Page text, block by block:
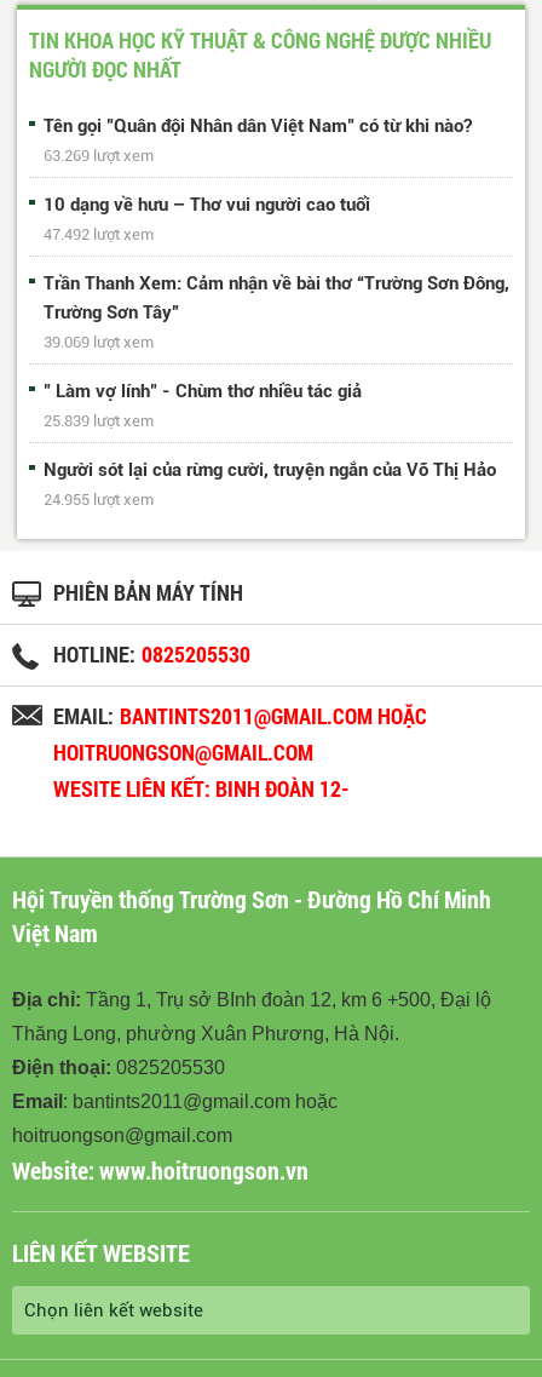
503 ... 617 618 Trang cuối
TIN KHOA HỌC KỸ THUẬT & CÔNG NGHỆ ĐƯỢC NHIỀU
NGƯỜI ĐỌC NHẤT
Tên gọi "Quân đội Nhân dân Việt Nam" có từ khi nào?
63.269 lượt xem
10 dạng về hưu – Thơ vui người cao tuổi
47.492 lượt xem
Trần Thanh Xem: Cảm nhận về bài thơ “Trường Sơn Đông,
Trường Sơn Tây”
39.069 lượt xem
" Làm vợ lính" - Chùm thơ nhiều tác giả
25.839 lượt xem
Người sót lại của rừng cười, truyện ngắn của Võ Thị Hảo
24.955 lượt xem
PHIÊN BẢN MÁY TÍNH
HOTLINE: 0825205530
EMAIL: BANTINTS2011@GMAIL.COM HOẶC
HOITRUONGSON@GMAIL.COM
WESITE LIÊN KẾT: BINH ĐOÀN 12-
Hội Truyền thống Trường Sơn - Đường Hồ Chí Minh
Việt Nam
Địa chỉ: Tầng 1, Trụ sở BInh đoàn 12, km 6 +500, Đại lộ
Thăng Long, phường Xuân Phương, Hà Nội.
Điện thoại: 0825205530
Email : bantints2011@gmail.com hoặc
hoitruongson@gmail.com
Website:www.hoitruongson.vn
LIÊN KẾT WEBSITE